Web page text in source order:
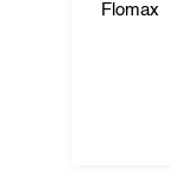
Flomax